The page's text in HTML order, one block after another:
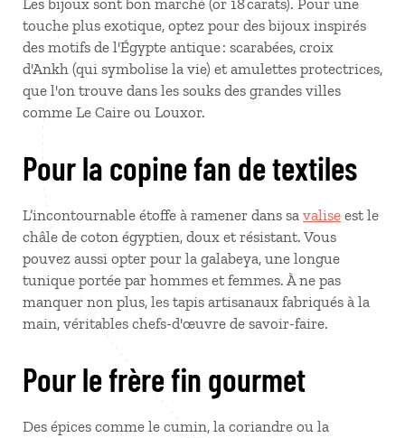
Les bijoux sont bon marché (or 18 carats). Pour une
touche plus exotique, optez pour des bijoux inspirés
des motifs de l'Égypte antique : scarabées, croix
d'Ankh (qui symbolise la vie) et amulettes protectrices,
que l'on trouve dans les souks des grandes villes
comme Le Caire ou Louxor.
Pour la copine fan de textiles
L’incontournable étoffe à ramener dans sa valise est le
châle de coton égyptien, doux et résistant. Vous
pouvez aussi opter pour la galabeya, une longue
tunique portée par hommes et femmes. À ne pas
manquer non plus, les tapis artisanaux fabriqués à la
main, véritables chefs-d'œuvre de savoir-faire.
Pour le frère fin gourmet
Des épices comme le cumin, la coriandre ou la